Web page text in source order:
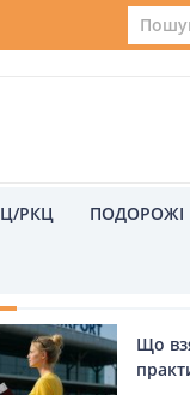
РКЦ ПОДОРОЖІ
Львів
Що